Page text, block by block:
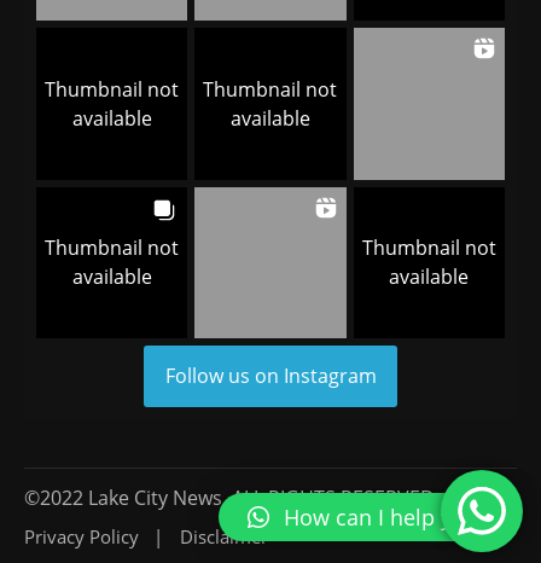
Thumbnail not
available
Thumbnail not
available
Thumbnail not
available
Thumbnail not
available
Follow us on Instagram
©2022 Lake City News, ALL RIGHTS RESERVED.
Privacy Policy Disclaimer
How can I help you?